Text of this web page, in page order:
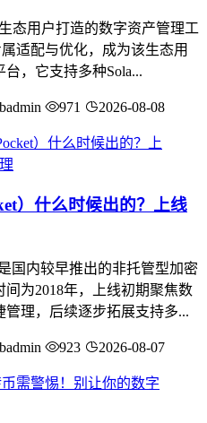
态用户打造的数字资产管理工
适配与优化，成为该生态用
，它支持多种Sola...
971 2026-08-08
）什么时候出的？上线
国内较早推出的非托管型加密
为2018年，上线初期聚焦数
理，后续逐步拓展支持多...
923 2026-08-07